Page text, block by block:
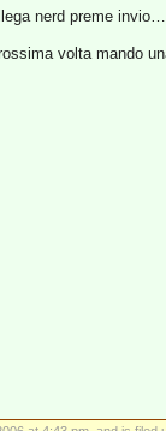
nerd preme
volta mando